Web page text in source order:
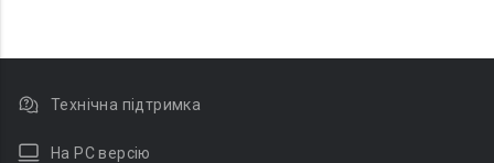
Технічна підтримка
На PC версію